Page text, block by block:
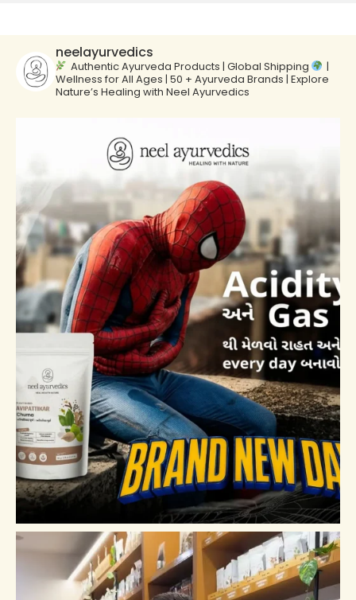
neelayurvedics
Authentic Ayurveda Products | Global Shipping
|
Wellness for All Ages | 50 + Ayurveda Brands | Explore
Nature’s Healing with Neel Ayurvedics